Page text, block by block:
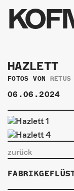
INFOS
HAZLETT
FOTOS VON
06.06.2024
zurück